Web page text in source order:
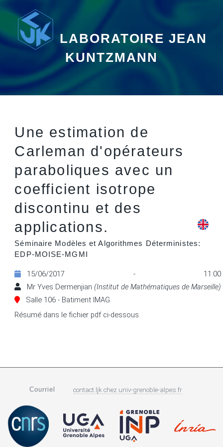
LABORATOIRE JEAN
KUNTZMANN
Une estimation de
Carleman d'opérateurs
paraboliques avec un
coefficient isotrope
discontinu et des
applications.
Séminaire Modèles et Algorithmes Déterministes:
EDP-MOISE-MGMI
15/06/2017 - 11:00
Mr Yves Dermenjian(Institut de Mathématiques de Marseille)
Salle 106 - Batiment IMAG
Résumé dans le fichier pdf ci-dessous.
Courriel contact.ljk chez univ-grenoble-alpes.fr